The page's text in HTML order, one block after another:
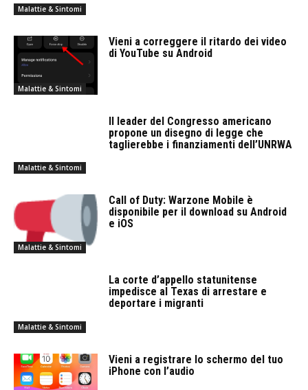
Malattie & Sintomi
Malattie & Sintomi
Vieni a correggere il ritardo dei video
di YouTube su Android
Malattie & Sintomi
Il leader del Congresso americano
propone un disegno di legge che
taglierebbe i finanziamenti dell’UNRWA
Malattie & Sintomi
Call of Duty: Warzone Mobile è
disponibile per il download su Android
e iOS
Malattie & Sintomi
La corte d’appello statunitense
impedisce al Texas di arrestare e
deportare i migranti
Vieni a registrare lo schermo del tuo
iPhone con l’audio